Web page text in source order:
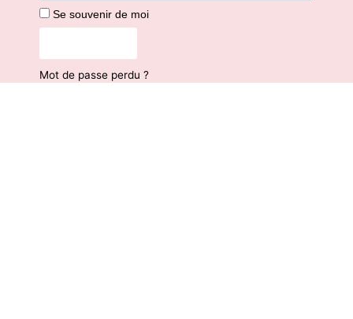
Se souvenir de moi
Mot de passe perdu ?